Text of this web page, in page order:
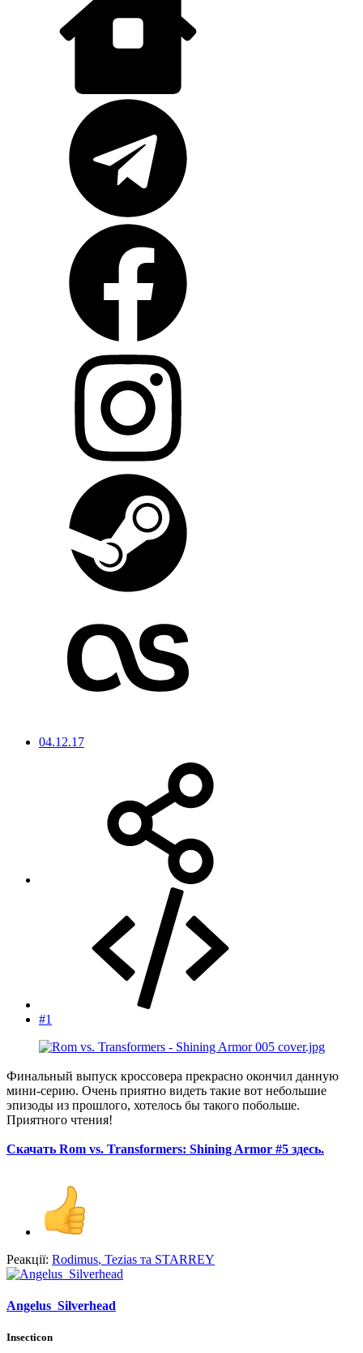
04.12.17
#1
Финальный выпуск кроссовера прекрасно окончил данную
мини-серию. Очень приятно видеть такие вот небольшие
эпизоды из прошлого, хотелось бы такого побольше.
Приятного чтения!
Скачать Rom vs. Transformers: Shining Armor #5 здесь.
Реакції: Rodimus, Tezias та STARREY
Angelus_Silverhead
Insecticon